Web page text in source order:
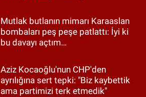
Mutlak butlanın mimarı Karaaslan
bombaları peş peşe patlattı: İyi ki
bu davayı açtım…
Aziz Kocaoğlu'nun CHP'den
ayrılığına sert tepki: "Biz kaybettik
ama partimizi terk etmedik"